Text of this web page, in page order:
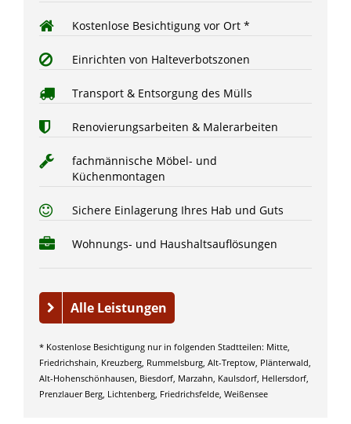
Kostenlose Besichtigung vor Ort *
Einrichten von Halteverbotszonen
Transport & Entsorgung des Mülls
Renovierungsarbeiten & Malerarbeiten
fachmännische Möbel- und
Küchenmontagen
Sichere Einlagerung Ihres Hab und Guts
Wohnungs- und Haushaltsauflösungen
Alle Leistungen
* Kostenlose Besichtigung nur in folgenden Stadtteilen: Mitte,
Friedrichshain, Kreuzberg, Rummelsburg, Alt-Treptow, Plänterwald,
Alt-Hohenschönhausen, Biesdorf, Marzahn, Kaulsdorf, Hellersdorf,
Prenzlauer Berg, Lichtenberg, Friedrichsfelde, Weißensee